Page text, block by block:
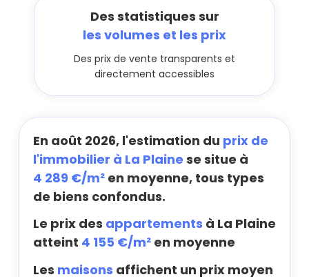
Des statistiques sur
les volumes et les prix
Des prix de vente transparents et
directement accessibles
En août 2026, l'estimation du prix de
l'immobilier à La Plaine se situe à
4 289 €/m² en moyenne, tous types
de biens confondus.
Le prix des appartements à La Plaine
atteint 4 155 €/m² en moyenne
Les maisons affichent un prix moyen